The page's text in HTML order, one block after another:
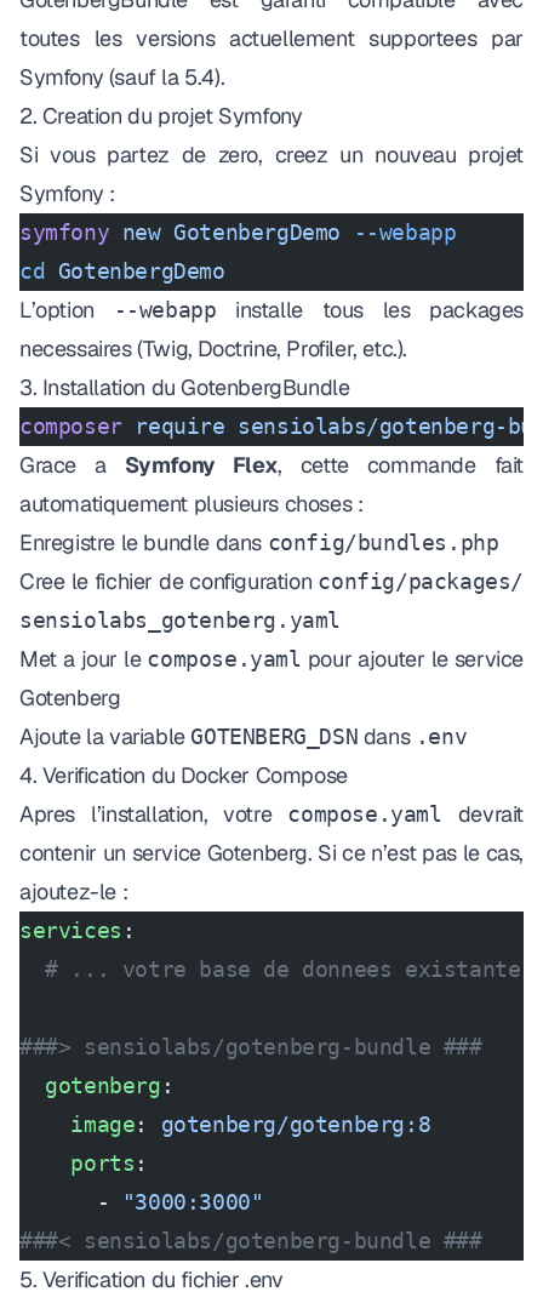
toutes les versions actuellement supportees par
Symfony (sauf la 5.4).
2. Creation du projet Symfony
Si vous partez de zero, creez un nouveau projet
Symfony :
symfony new GotenbergDemo --webapp
cd
GotenbergDemo
L’option --webapp installe tous les packages
necessaires (Twig, Doctrine, Profiler, etc.).
3. Installation du GotenbergBundle
composer require sensiolabs/gotenberg-
Grace a Symfony Flex, cette commande fait
automatiquement plusieurs choses :
Enregistre le bundle dans config/bundles.php
Cree le fichier de configuration config/packages/
sensiolabs_gotenberg.yaml
Met a jour le compose.yaml pour ajouter le service
Gotenberg
Ajoute la variable GOTENBERG_DSN dans .env
4. Verification du Docker Compose
Apres l’installation, votre compose.yaml
devrait
contenir un service Gotenberg. Si ce n’est pas le cas,
ajoutez-le :
services :
# ... votre base de donnees existante
###> sensiolabs/gotenberg-bundle ###
  gotenberg
:
    image
: gotenberg/gotenberg:8
    ports
:
      -
"3000:3000"
###< sensiolabs/gotenberg-bundle ###
5. Verification du fichier .env